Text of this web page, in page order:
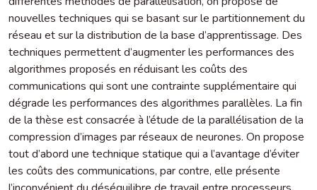
nouvelles techniques qui se basant sur le partitionnement du
réseau et sur la distribution de la base d’apprentissage. Des
techniques permettent d’augmenter les performances des
algorithmes proposés en réduisant les coûts des
communications qui sont une contrainte supplémentaire qui
dégrade les performances des algorithmes parallèles. La fin
de la thèse est consacrée à l’étude de la parallélisation de la
compression d’images par réseaux de neurones. On propose
tout d’abord une technique statique qui a l’avantage d’éviter
les coûts des communications, par contre, elle présente